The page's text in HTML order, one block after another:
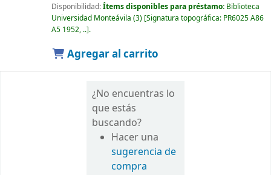
Disponibilidad:Ítems disponibles para préstamo: Biblioteca
Universidad Monteávila (3) Signatura topográfica: PR6025 A86
A5 1952, .. .
Agregar al carrito
¿No encuentras lo
que estás
buscando?
Hacer una
sugerencia de
compra